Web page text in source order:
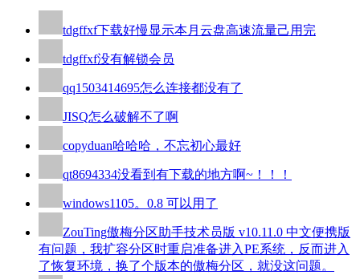
tdgffxf下载好慢显示本月云盘高速流量己用完
tdgffxf没有解锁会员
qq1503414695怎么连接都没有了
JISQ怎么破解不了啊
copyduan哈哈哈，不忘初心最好
qt8694334没看到有下载的地方啊~！！！
windows1105。0.8 可以用了
ZouTing傲梅分区助手技术员版 v10.11.0 中文便携版
有问题，我扩容分区时重启准备进入PE系统，反而进入
了恢复环境，换了个版本的傲梅分区，就没这问题。